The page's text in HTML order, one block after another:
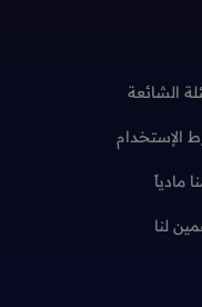
الشائعة
الإستخدام
مادياً
لنا